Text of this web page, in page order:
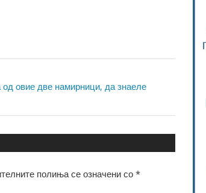
овие две намирници, да знаеле
полиња се означени со*